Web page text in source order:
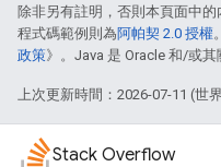
除非另有註明，否則本頁面中的
程式碼範例則為阿帕契 2.0 授權
政策》。Java 是 Oracle 和/或其
上次更新時間：2026-07-11 (世
Stack Overflow